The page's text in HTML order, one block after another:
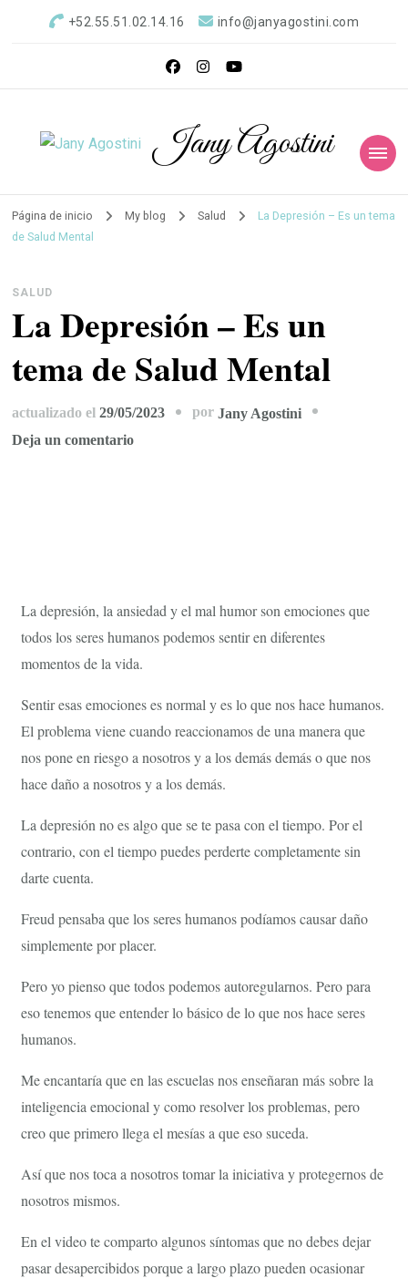
+52.55.51.02.14.16 info@janyagostini.com
Jany Agostini
Página de inicio My blog Salud
La Depresión – Es un tema
de Salud Mental
SALUD
La Depresión – Es un
tema de Salud Mental
actualizado el29/05/2023 porJany Agostini
Deja un comentario
La depresión, la ansiedad y el mal humor son emociones que
todos los seres humanos podemos sentir en diferentes
momentos de la vida.
Sentir esas emociones es normal y es lo que nos hace humanos.
El problema viene cuando reaccionamos de una manera que
nos pone en riesgo a nosotros y a los demás demás o que nos
hace daño a nosotros y a los demás.
La depresión no es algo que se te pasa con el tiempo. Por el
contrario, con el tiempo puedes perderte completamente sin
darte cuenta.
Freud pensaba que los seres humanos podíamos causar daño
simplemente por placer.
Pero yo pienso que todos podemos autoregularnos. Pero para
eso tenemos que entender lo básico de lo que nos hace seres
humanos.
Me encantaría que en las escuelas nos enseñaran más sobre la
inteligencia emocional y como resolver los problemas, pero
creo que primero llega el mesías a que eso suceda.
Así que nos toca a nosotros tomar la iniciativa y protegernos de
nosotros mismos.
En el video te comparto algunos síntomas que no debes dejar
pasar desapercibidos porque a largo plazo pueden ocasionar